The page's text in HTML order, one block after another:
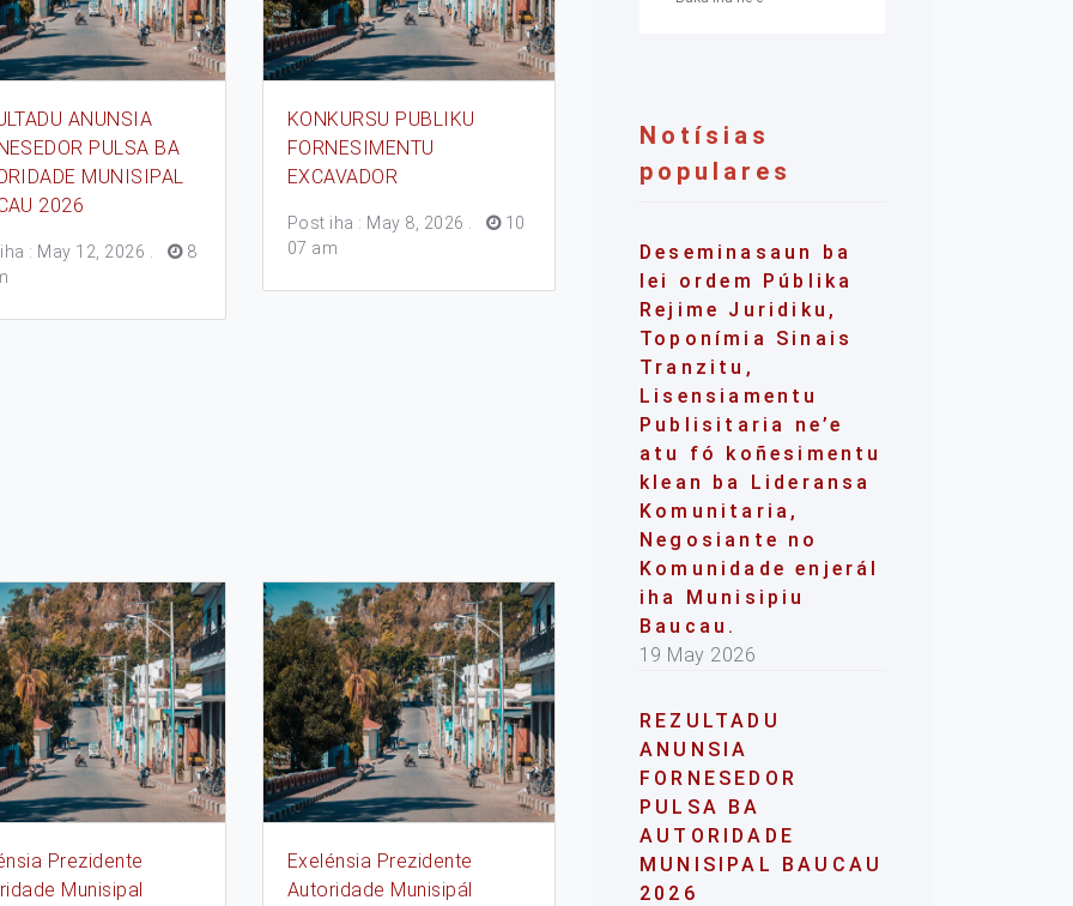
ANUNSIA
PULSA BA
MUNISIPAL
2026
: May 12, 2026
8
KONKURSU PUBLIKU
FORNESIMENTU
EXCAVADOR
Post iha : May 8, 2026
10
07 am
Prezidente
Munisipal
Exelénsia Prezidente
Autoridade Munisipál
Notísias
populares
Deseminasaun ba
lei ordem Públika
Rejime Juridiku,
Toponímia Sinais
Tranzitu,
Lisensiamentu
Publisitaria ne’e
atu fó koñesimentu
klean ba Lideransa
Komunitaria,
Negosiante no
Komunidade enjerál
iha Munisipiu
Baucau.
19 May 2026
REZULTADU
ANUNSIA
FORNESEDOR
PULSA BA
AUTORIDADE
MUNISIPAL BAUCAU
2026